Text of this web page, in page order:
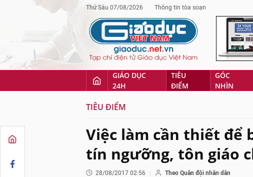
Thứ Sáu 07/08/2026 Thông tin tòa soạn
GIÁO DỤC
24H
TIÊU
ĐIỂM
GÓC
NHÌN
TIÊU ĐIỂM
Việc làm cần thiết để
tín ngưỡng, tôn giáo
28/08/2017 02:56 Theo Quân đội nhân dân